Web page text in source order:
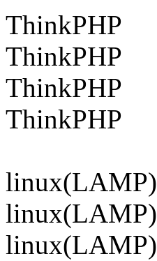
ThinkPHP
ThinkPHP
ThinkPHP
ThinkPHP
linux(LAMP)
linux(LAMP)
linux(LAMP)